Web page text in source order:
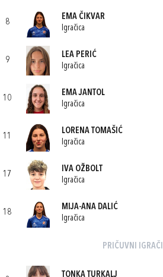
8
EMA ČIKVAR
Igračica
9
LEA PERIĆ
Igračica
10
EMA JANTOL
Igračica
11
LORENA TOMAŠIĆ
Igračica
17
IVA OŽBOLT
Igračica
18
MIJA-ANA DALIĆ
Igračica
PRIČUVNI IGRAČI
TONKA TURKALJ